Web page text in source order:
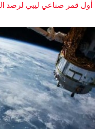
أول قمر صناعي ليبي لرصد